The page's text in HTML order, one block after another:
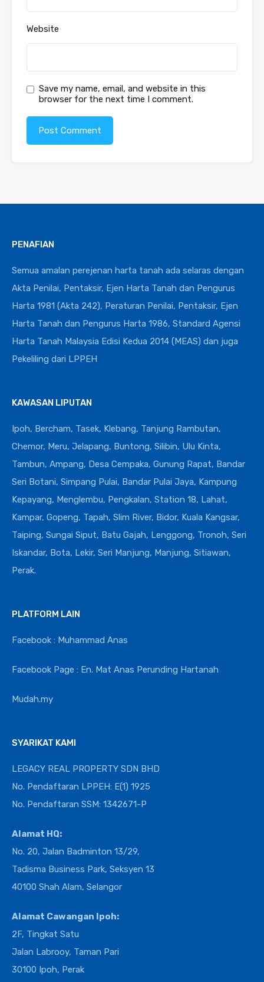
Website
Save my name, email, and website in this
browser for the next time I comment.
PENAFIAN
Semua amalan perejenan harta tanah ada selaras dengan
Akta Penilai, Pentaksir, Ejen Harta Tanah dan Pengurus
Harta 1981 (Akta 242), Peraturan Penilai, Pentaksir, Ejen
Harta Tanah dan Pengurus Harta 1986, Standard Agensi
Harta Tanah Malaysia Edisi Kedua 2014 (MEAS) dan juga
Pekeliling dari LPPEH
KAWASAN LIPUTAN
Ipoh, Bercham, Tasek, Klebang, Tanjung Rambutan,
Chemor, Meru, Jelapang, Buntong, Silibin, Ulu Kinta,
Tambun, Ampang, Desa Cempaka, Gunung Rapat, Bandar
Seri Botani, Simpang Pulai, Bandar Pulai Jaya, Kampung
Kepayang, Menglembu, Pengkalan, Station 18, Lahat,
Kampar, Gopeng, Tapah, Slim River, Bidor, Kuala Kangsar,
Taiping, Sungai Siput, Batu Gajah, Lenggong, Tronoh, Seri
Iskandar, Bota, Lekir, Seri Manjung, Manjung, Sitiawan,
Perak.
PLATFORM LAIN
Facebook : Muhammad Anas
Facebook Page : En. Mat Anas Perunding Hartanah
Mudah.my
SYARIKAT KAMI
LEGACY REAL PROPERTY SDN BHD
No. Pendaftaran LPPEH: E(1) 1925
No. Pendaftaran SSM: 1342671-P
Alamat HQ:
No. 20, Jalan Badminton 13/29,
Tadisma Business Park, Seksyen 13
40100 Shah Alam, Selangor
Alamat Cawangan Ipoh:
2F, Tingkat Satu
Jalan Labrooy, Taman Pari
30100 Ipoh, Perak